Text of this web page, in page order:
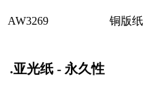
AW3269 铜版纸
.亚光纸 - 永久性